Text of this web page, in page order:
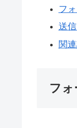
フ
送
関
フ